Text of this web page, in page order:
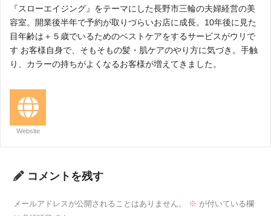
『スローエイジング』をテーマにした長野市三輪の夫婦経営の美
容室。開業後半年で予約が取りづらいお店に成長。10年後に見た
目年齢は＋５歳でいるためのベストケアをするサービスがウリで
す お客様自身で、そもそもの髪・肌ケアのやり方に気づき。手触
り、カラーの持ちがよくなるお客様が増えてきました。
Website
コメントを残す
メールアドレスが公開されることはありません。 ※ が付いている欄